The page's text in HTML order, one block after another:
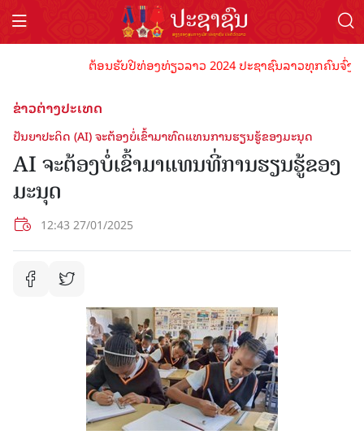
ຕ້ອນຮັບປີທ່ອງທ່ຽວລາວ 2024 ປະຊາຊົນລາວທຸກຄົນຈົ່ງພ້
ຂ່າວຕ່າງປະເທດ
ປັນຍາປະດິດ (AI) ຈະຕ້ອງບໍ່ເຂົ້າມາທົດແທນການຮຽນຮູ້ຂອງມະນຸດ
AI ຈະຕ້ອງບໍ່ເຂົ້າມາແທນທີ່ການຮຽນຮູ້ຂອງ
ມະນຸດ
12:43 27/01/2025